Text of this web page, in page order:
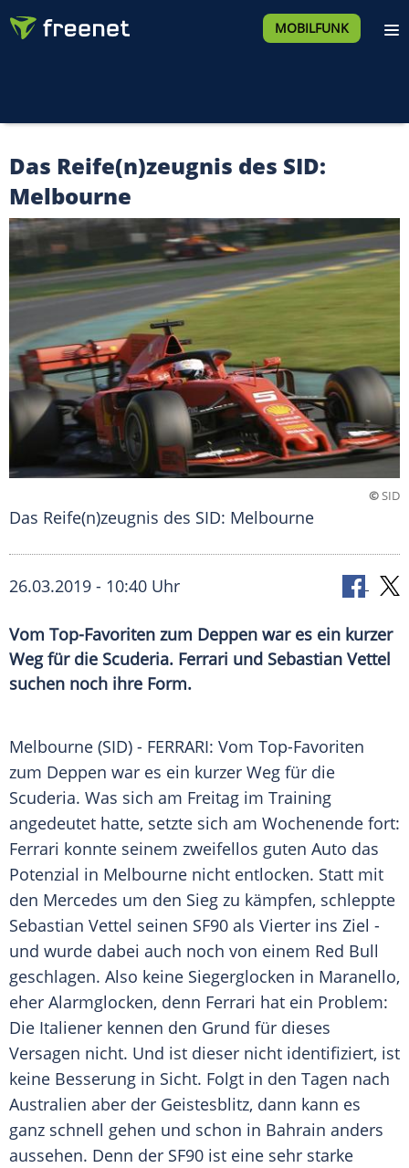
MOBILFUNK
Das Reife(n)zeugnis des SID:
Melbourne
©SID
Das Reife(n)zeugnis des SID: Melbourne
26.03.2019 - 10:40 Uhr
Vom Top-Favoriten zum Deppen war es ein kurzer
Weg für die Scuderia. Ferrari und Sebastian Vettel
suchen noch ihre Form.
Melbourne (SID) - FERRARI: Vom Top-Favoriten
zum Deppen war es ein kurzer Weg für die
Scuderia. Was sich am Freitag im Training
angedeutet hatte, setzte sich am Wochenende fort:
Ferrari konnte seinem zweifellos guten Auto das
Potenzial in Melbourne nicht entlocken. Statt mit
den Mercedes um den Sieg zu kämpfen, schleppte
Sebastian Vettel seinen SF90 als Vierter ins Ziel -
und wurde dabei auch noch von einem Red Bull
geschlagen. Also keine Siegerglocken in Maranello,
eher Alarmglocken, denn Ferrari hat ein Problem:
Die Italiener kennen den Grund für dieses
Versagen nicht. Und ist dieser nicht identifiziert, ist
keine Besserung in Sicht. Folgt in den Tagen nach
Australien aber der Geistesblitz, dann kann es
ganz schnell gehen und schon in Bahrain anders
aussehen. Denn der SF90 ist eine sehr starke